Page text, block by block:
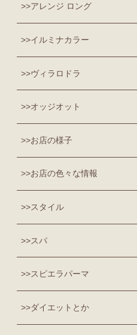
アレンジ ロング
イルミナカラー
ヴィラロドラ
オッジオット
お店の様子
お店の色々な情報
スタイル
スパ
スピエラパーマ
ダイエットとか